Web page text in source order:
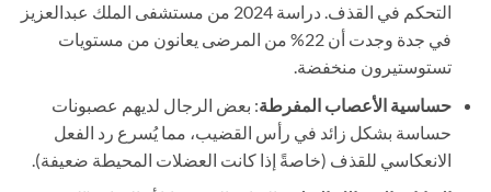
التحكم في القذف. دراسة 2024 من مستشفى الملك عبدالعزيز
في جدة وجدت أن 22% من المرضى يعانون من مستويات
تستوستيرون منخفضة.
حساسية الأعصاب المفرطة: بعض الرجال لديهم عصبونات
حساسة بشكل زائد في رأس القضيب، مما يُسرع رد الفعل
الانعكاسي للقذف (خاصةً إذا كانت العضلات المحيطة ضعيفة).